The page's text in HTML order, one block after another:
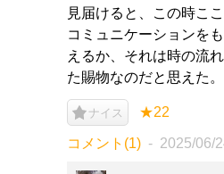
見届けると、この時こ
コミュニケーションを
えるか、それは時の流
た賜物なのだと思えた。
ナイス ★22
コメント(1) 2025/06/